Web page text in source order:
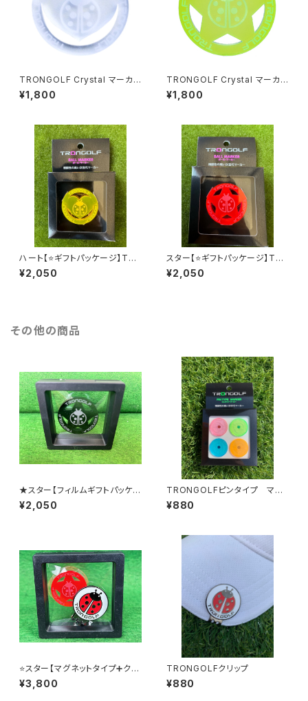
TRONGOLF Crystal マーカ
ー／ハート
¥1,800
TRONGOLF Crystal マーカ
ー／スター
¥1,800
ハート【⭐️ギフトパッケージ】TR
ONGOLF Crystal /トロンゴル
フ クリスタル/ハート
¥2,050
スター【⭐️ギフトパッケージ】TR
ONGOLF Crystal /トロンゴル
フ クリスタル/スター
¥2,050
その他の商品
★スター【フィルムギフトパッケー
ジ】
¥2,050
TRONGOLFピンタイプ マー
カー(４個セット)
¥880
⭐️スター【マグネットタイプ➕クリ
ップ パッケージ】
¥3,800
TRONGOLFクリップ
¥880